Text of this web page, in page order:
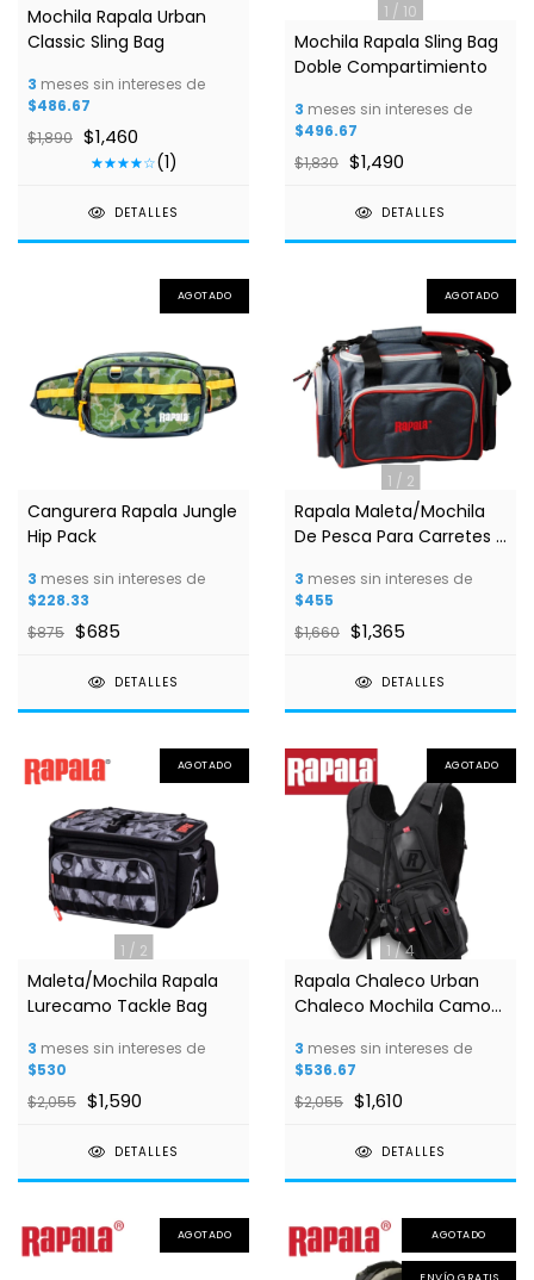
1/4
Mochila Rapala Urban
Classic Sling Bag
3 meses sin intereses de
$486.67
$1,890 $1,460
(1)
DETALLES
1 / 10
Mochila Rapala Sling Bag
Doble Compartimiento
3 meses sin intereses de
$496.67
$1,830 $1,490
DETALLES
AGOTADO
Cangurera Rapala Jungle
Hip Pack
3 meses sin intereses de
$228.33
$875 $685
DETALLES
1 / 2
AGOTADO
Rapala Maleta/Mochila
De Pesca Para Carretes Y
3 meses sin intereses de
$455
$1,660 $1,365
DETALLES
1 / 2
AGOTADO
Maleta/Mochila Rapala
Lurecamo Tackle Bag
3 meses sin intereses de
$530
$2,055 $1,590
DETALLES
1/4
AGOTADO
Rapala Chaleco Urban
Chaleco Mochila Camo
3 meses sin intereses de
$536.67
$2,055 $1,610
DETALLES
AGOTADO AGOTADO